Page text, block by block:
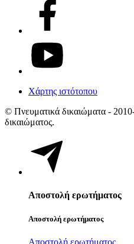
Χάρτης ιστότοπου
© Πνευματικά δικαιώματα -
δικαιώματος.
Αποστολή ερωτήματος
Αποστολή ερωτήματος
Αποστολή ερωτήματος